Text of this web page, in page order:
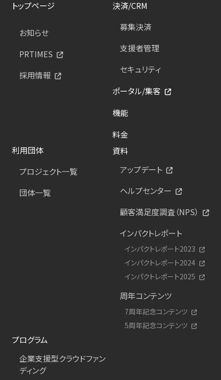
トップページ
お知らせ
PRTIMES
採用情報
決済/CRM
募集決済
支援者管理
セキュリティ
ポータル/集客
機能
料金
利用団体
プロジェクト一覧
団体一覧
資料
アップデート
ヘルプセンター
顧客満足度調査（NPS）
インパクトレポート
インパクトレポート2023
インパクトレポート2024
インパクトレポート2025
周年コンテンツ
7周年記念コンテンツ
5周年記念コンテンツ
プログラム
企業支援型クラウドファン
ディング